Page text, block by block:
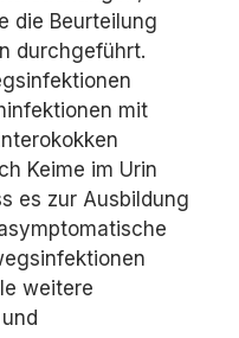
die Beurteilung
durchgeführt.
mit
Keime im Urin
es zur Ausbildung
weitere